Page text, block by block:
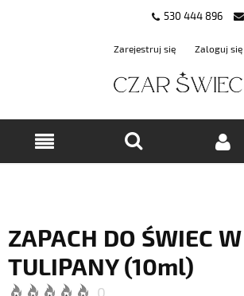
530 444 896
Zarejestruj się Zaloguj się
ZAPACH DO ŚWIEC
TULIPANY (10ml)
0